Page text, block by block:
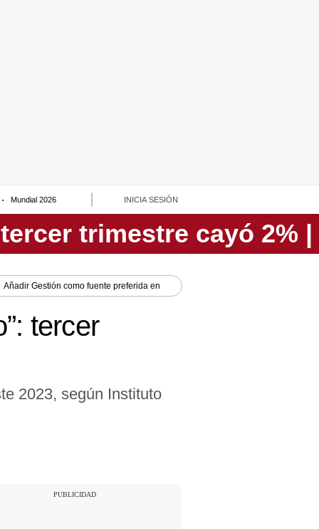
Mundial 2026 INICIA SESIÓN
Añadir Gestión como fuente preferida en
tercer
2023, según Instituto